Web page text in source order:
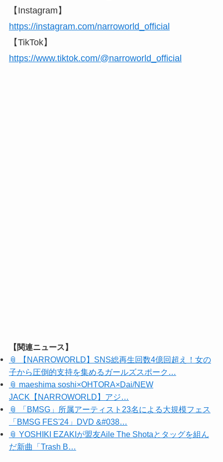
【Instagram】
https://instagram.com/narroworld_official
【TikTok】
https://www.tiktok.com/@narroworld_official
【関連ニュース】
📎 【NARROWORLD】SNS総再生回数4億回超え！女の
子から圧倒的支持を集めるガールズスポーク…
📎 maeshima soshi×OHTORA×Dai/NEW
JACK【NARROWORLD】アジ…
📎 「BMSG」所属アーティスト23名による大規模フェス
「BMSG FES'24」DVD &#038…
📎 YOSHIKI EZAKIが盟友Aile The Shotaとタッグを組ん
だ新曲「Trash B…